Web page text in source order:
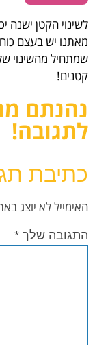
לשינוי הקטן ישנה
מאתנו יש בעצם
שמתחיל מהשינוי
קטנים!
נהנתם
לתגובה!
כתיבת
האימייל לא יוצג
התגובה שלך *